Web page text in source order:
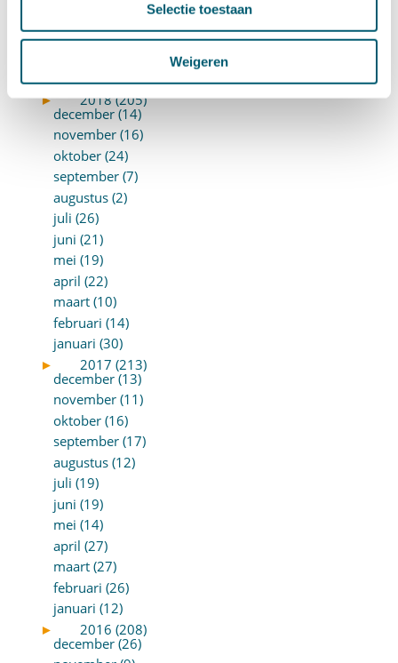
Selectie toestaan
Weigeren
maart (10)
januari (24)
►
2018 (205)
december (14)
november (16)
oktober (24)
september (7)
augustus (2)
juli (26)
juni (21)
mei (19)
april (22)
maart (10)
februari (14)
januari (30)
►
2017 (213)
december (13)
november (11)
oktober (16)
september (17)
augustus (12)
juli (19)
juni (19)
mei (14)
april (27)
maart (27)
februari (26)
januari (12)
►
2016 (208)
december (26)